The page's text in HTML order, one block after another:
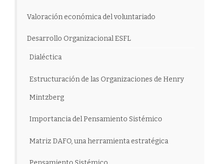
Valoración económica del voluntariado
Desarrollo Organizacional ESFL
Dialéctica
Estructuración de las Organizaciones de Henry
Mintzberg
Importancia del Pensamiento Sistémico
Matriz DAFO, una herramienta estratégica